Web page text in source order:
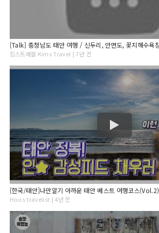
킴스트래블 Kims Travel | 7년 전
[한국/태안]나만알기 아까운 태안 베스트 여행코스(Vol.2)
Hoos travelist | 4년 전